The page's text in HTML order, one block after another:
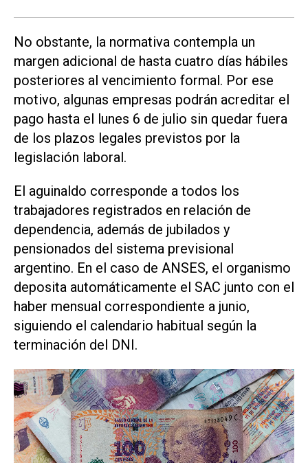
No obstante, la normativa contempla un
margen adicional de hasta cuatro días hábiles
posteriores al vencimiento formal. Por ese
motivo, algunas empresas podrán acreditar el
pago hasta el lunes 6 de julio sin quedar fuera
de los plazos legales previstos por la
legislación laboral.
El aguinaldo corresponde a todos los
trabajadores registrados en relación de
dependencia, además de jubilados y
pensionados del sistema previsional
argentino. En el caso de ANSES, el organismo
deposita automáticamente el SAC junto con el
haber mensual correspondiente a junio,
siguiendo el calendario habitual según la
terminación del DNI.